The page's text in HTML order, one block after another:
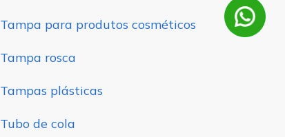
Tampa para produtos cosméticos
Tampa rosca
Tampas plásticas
Tubo de cola